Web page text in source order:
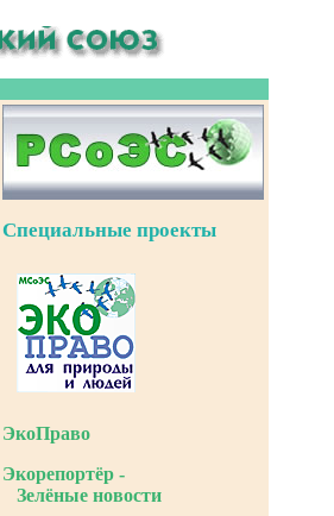
Специальные проекты
ЭкоПраво
Экорепортёр -
Зелёные новости